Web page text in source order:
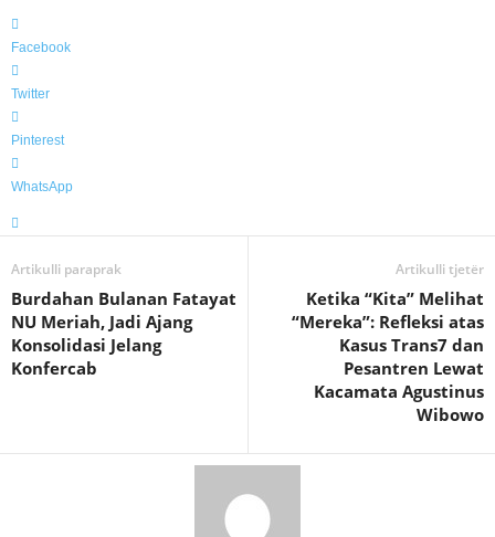
Facebook
Twitter
Pinterest
WhatsApp
Artikulli paraprak
Burdahan Bulanan Fatayat
NU Meriah, Jadi Ajang
Konsolidasi Jelang
Konfercab
Artikulli tjetër
Ketika “Kita” Melihat
“Mereka”: Refleksi atas
Kasus Trans7 dan
Pesantren Lewat
Kacamata Agustinus
Wibowo